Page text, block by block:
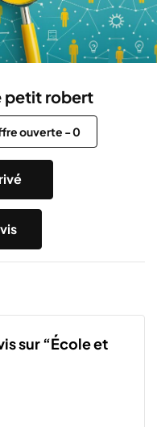
petit robert
ouverte -0
sur “École et